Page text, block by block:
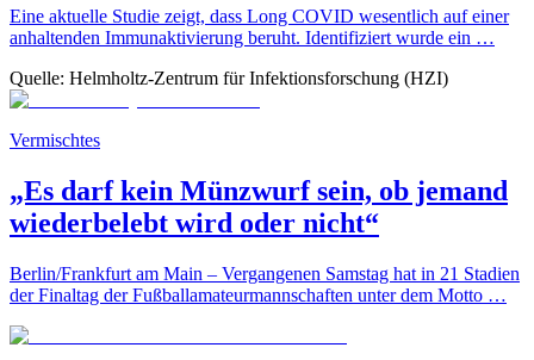
Eine aktuelle Studie zeigt, dass Long COVID wesentlich auf einer
anhaltenden Immunaktivierung beruht. Identifiziert wurde ein …
Quelle: Helmholtz-Zentrum für Infektionsforschung (HZI)
Vermischtes
„Es darf kein Münzwurf sein, ob jemand
wiederbelebt wird oder nicht“
Berlin/Frankfurt am Main – Vergangenen Samstag hat in 21 Stadien
der Finaltag der Fußballamateurmannschaften unter dem Motto …